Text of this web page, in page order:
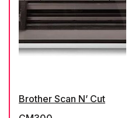
Brother Scan N’ Cut